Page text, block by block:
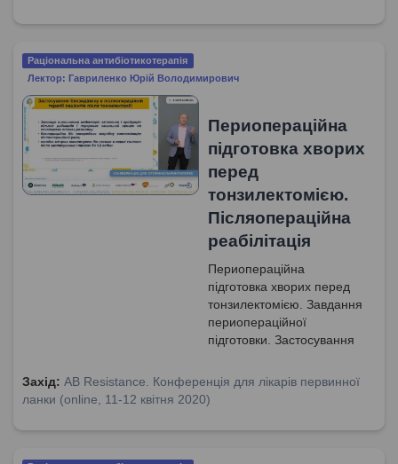
Раціональна антибіотикотерапія
Лектор: Гавриленко Юрій Володимирович
Периопераційна
підготовка хворих
перед
тонзилектомією.
Післяопераційна
реабілітація
Периопераційна
підготовка хворих перед
тонзилектомією. Завдання
периопераційної
підготовки. Застосування
післяопераційній терапії
пацієнтів після
запальної відповіді. Рання
Захід: AB Resistance. Конференція для лікарів первинної
ланки (online, 11-12 квітня 2020)